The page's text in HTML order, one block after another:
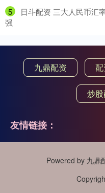
5
日斗配资 三大人民币汇
强
九鼎配资
炒
友情链接：
Powered by 九鼎